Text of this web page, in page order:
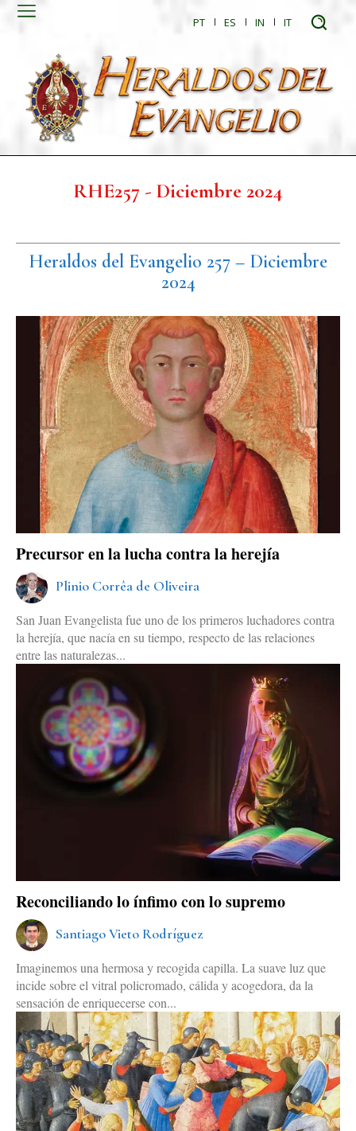
PT ES IN IT
RHE257 - Diciembre 2024
Heraldos del Evangelio 257 – Diciembre
2024
Precursor en la lucha contra la herejía
Plinio Corrêa de Oliveira
San Juan Evangelista fue uno de los primeros luchadores contra
la herejía, que nacía en su tiempo, respecto de las relaciones
entre las naturalezas...
Reconciliando lo ínfimo con lo supremo
Santiago Vieto Rodríguez
Imaginemos una hermosa y recogida capilla. La suave luz que
incide sobre el vitral policromado, cálida y acogedora, da la
sensación de enriquecerse con...